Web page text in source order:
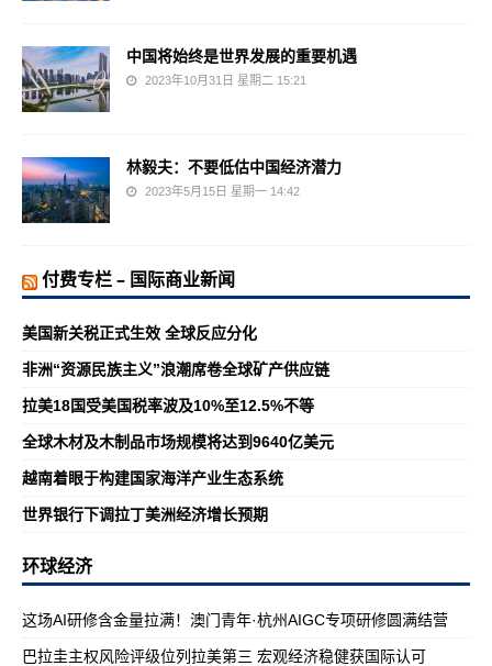
中国将始终是世界发展的重要机遇
2023年10月31日 星期二 15:21
林毅夫：不要低估中国经济潜力
2023年5月15日 星期一 14:42
付费专栏 – 国际商业新闻
美国新关税正式生效 全球反应分化
非洲“资源民族主义”浪潮席卷全球矿产供应链
拉美18国受美国税率波及10%至12.5%不等
全球木材及木制品市场规模将达到9640亿美元
越南着眼于构建国家海洋产业生态系统
世界银行下调拉丁美洲经济增长预期
环球经济
这场AI研修含金量拉满！澳门青年·杭州AIGC专项研修圆满结营
巴拉圭主权风险评级位列拉美第三 宏观经济稳健获国际认可